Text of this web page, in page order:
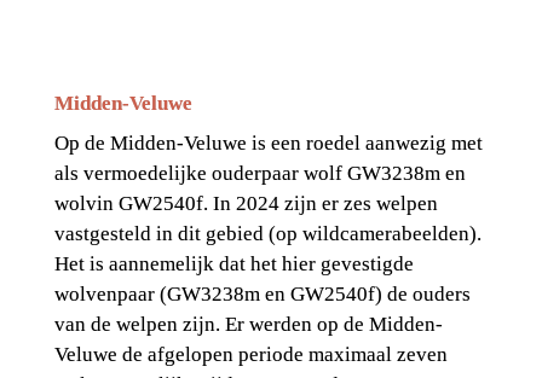
Midden-Veluwe
Op de Midden-Veluwe is een roedel aanwezig met
als vermoedelijke ouderpaar wolf GW3238m en
wolvin GW2540f. In 2024 zijn er zes welpen
vastgesteld in dit gebied (op wildcamerabeelden).
Het is aannemelijk dat het hier gevestigde
wolvenpaar (GW3238m en GW2540f) de ouders
van de welpen zijn. Er werden op de Midden-
Veluwe de afgelopen periode maximaal zeven